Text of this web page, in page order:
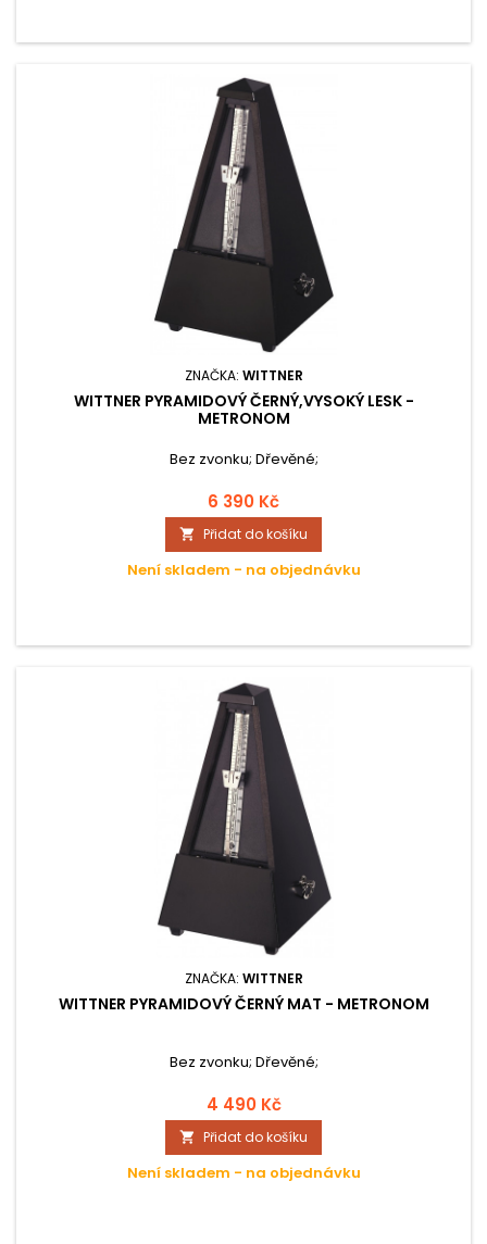
ZNAČKA: WITTNER
WITTNER PYRAMIDOVÝ ČERNÝ,VYSOKÝ LESK -
METRONOM
Bez zvonku; Dřevěné;
6 390 Kč
 Přidat do košíku
Není skladem - na objednávku
ZNAČKA: WITTNER
WITTNER PYRAMIDOVÝ ČERNÝ MAT - METRONOM
Bez zvonku; Dřevěné;
4 490 Kč
 Přidat do košíku
Není skladem - na objednávku